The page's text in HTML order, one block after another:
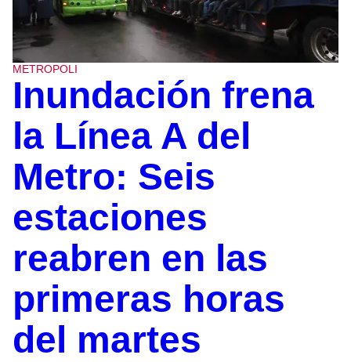
METROPOLI
Inundación frena
la Línea A del
Metro: Seis
estaciones
reabren en las
primeras horas
del martes